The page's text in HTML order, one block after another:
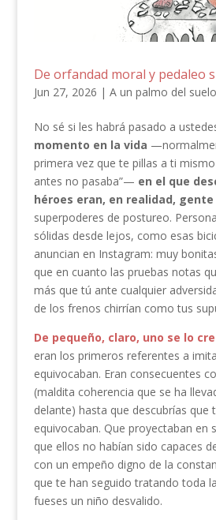
De orfandad moral y pedaleo
Jun 27, 2026 | A un palmo del suelo
No sé si les habrá pasado a
momento en la vida
primera vez que te pillas a ti
antes no pasaba”— en el que
héroes eran, en realidad,
superpoderes de postureo.
sólidas desde lejos, como esas
anuncian en Instagram: muy
que en cuanto las pruebas notas
más que tú ante cualquier
de los frenos chirrían como tus
De pequeño, claro, uno se lo
eran los primeros referentes a
equivocaban. Eran consecuentes
(maldita coherencia que se ha
delante) hasta que descubrías que
equivocaban. Que proyectaban en
que ellos no habían sido capaces
con un empeño digno de la
que te han seguido tratando toda
fueses un niño desvalido.